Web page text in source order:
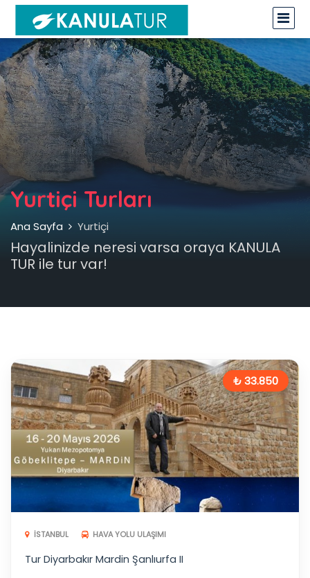
Yurtiçi Turları
Ana Sayfa Yurtiçi
Hayalinizde neresi varsa oraya KANULA
TUR ile tur var!
₺ 33.850
İSTANBUL HAVA YOLU ULAŞIMI
Tur Diyarbakır Mardin Şanlıurfa II